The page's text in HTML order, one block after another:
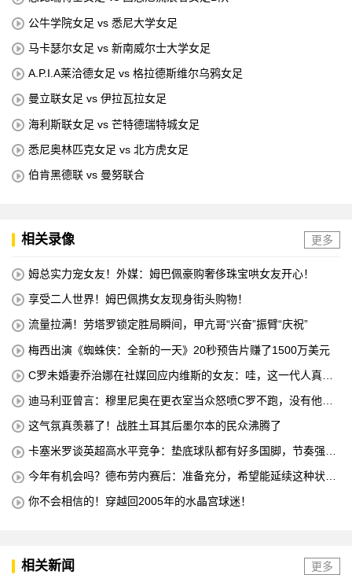
公牛学院女足 vs 悉尼大学女足
马卡瑟尔女足 vs 新南威尔士大学女足
A.P.I.A莱洽德女足 vs 格拉德斯维尔乌鸦女足
曼立联女足 vs 伊拉瓦拉女足
海利斯联女足 vs 芒特德瑞特城女足
悉尼奥林匹克女足 vs 北方虎女足
伯肯黑德联 vs 曼努联合
相关录像 更多
姆总实力宠女友！外媒：姆巴佩豪购奢侈珠宝哄女友开心！
享受二人世界！姆巴佩携女友现身街头购物！
流量拉满！劳塔罗锁定胜局瞬间，甲亢哥“兴奋”振臂“庆祝”
梅西出演《蜘蛛侠：全新的一天》20秒预告片赚了1500万美元
C罗未婚妻乔治娜在社媒回应内维斯的女友：哇，这一代人真劲
迪马利亚曾言：穆里尼奥在更衣室当众怒喷C罗不跑，没有他不
这气氛真羡慕了！战胜土耳其后墨尔本的民众沸腾了
卡塞米罗谈英超高水平竞争：垫底球队都有好多国脚，节奏强度
今年有机会吗？德布劳内赛后：准备充分，希望能延续这种状
你不会相信的！穿越回2005年的水晶宫球迷！
相关新闻 更多